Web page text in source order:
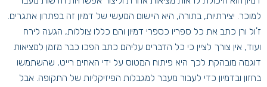
למוכר. יצירתיות, בתורה, היא היישום המעשי של דמיון זה בפתרון אתגרים.
ז'ול ורן כתב את כל ספריו כספרי דמיון והם כללו צוללות, הגעה לירח
ועוד, אין צורך לציין כי כל הדברים עליהם כתב הפכו כבר מזמן למציאות
דוגמה מובהקת לכך היא פיתוח המטוס על ידי האחים רייט, שהשתמשו
בחזון ובדמיון כדי לעבור מעבר למגבלות הפיזיקליות של התקופה. אבל